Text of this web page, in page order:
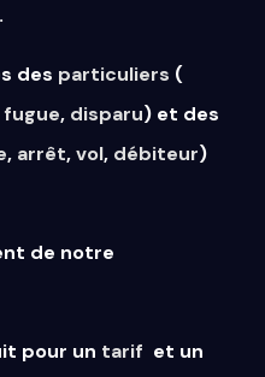
des particuliers (
fugue, disparu) et des
, arrêt,vol, débiteur)
de notre
pour un tarif et un